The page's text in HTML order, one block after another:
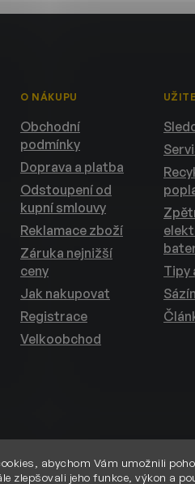
abychom Vám umožnili
zlepšovali jeho funkce, výkon a
O NÁKUPU
Obchodní
podmínky
Doprava a platba
Odstoupení od
kupní smlouvy
Reklamace zboží
Záruka nejnižší
ceny
Jak nakupovat
Registrace
Velkoobchod
Tipy